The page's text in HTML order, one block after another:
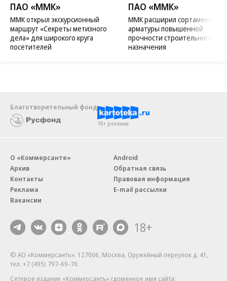
ПАО «ММК»
ММК открыл экскурсионный
маршрут «Секреты метизного
дела» для широкого круга
посетителей
ПАО «ММК»
ММК расширил сортамент
арматуры повышенной
прочности строительного
назначения
Благотворительный фонд
18+ реклама
О «Коммерсанте»
Архив
Контакты
Реклама
Вакансии
Android
Обратная связь
Правовая информация
E-mail рассылки
18+
© АО «Коммерсантъ». 127006, Москва, Оружейный переулок д. 41,
тел. +7 (495) 797-69-70.
Сетевое издание «Коммерсантъ» (доменное имя сайта: